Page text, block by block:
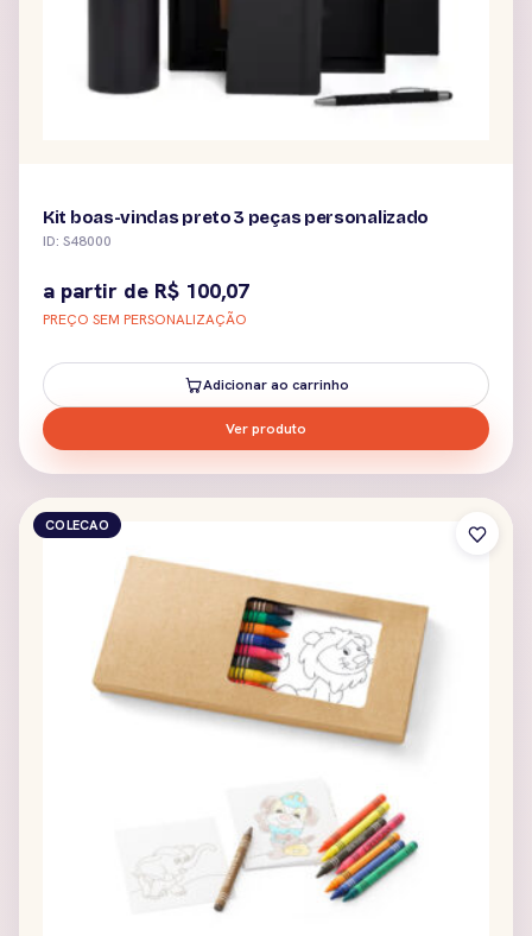
Kit boas-vindas preto 3 peças personalizado
ID: S48000
a partir de R$ 100,07
PREÇO SEM PERSONALIZAÇÃO
Adicionar ao carrinho
Ver produto
COLECAO